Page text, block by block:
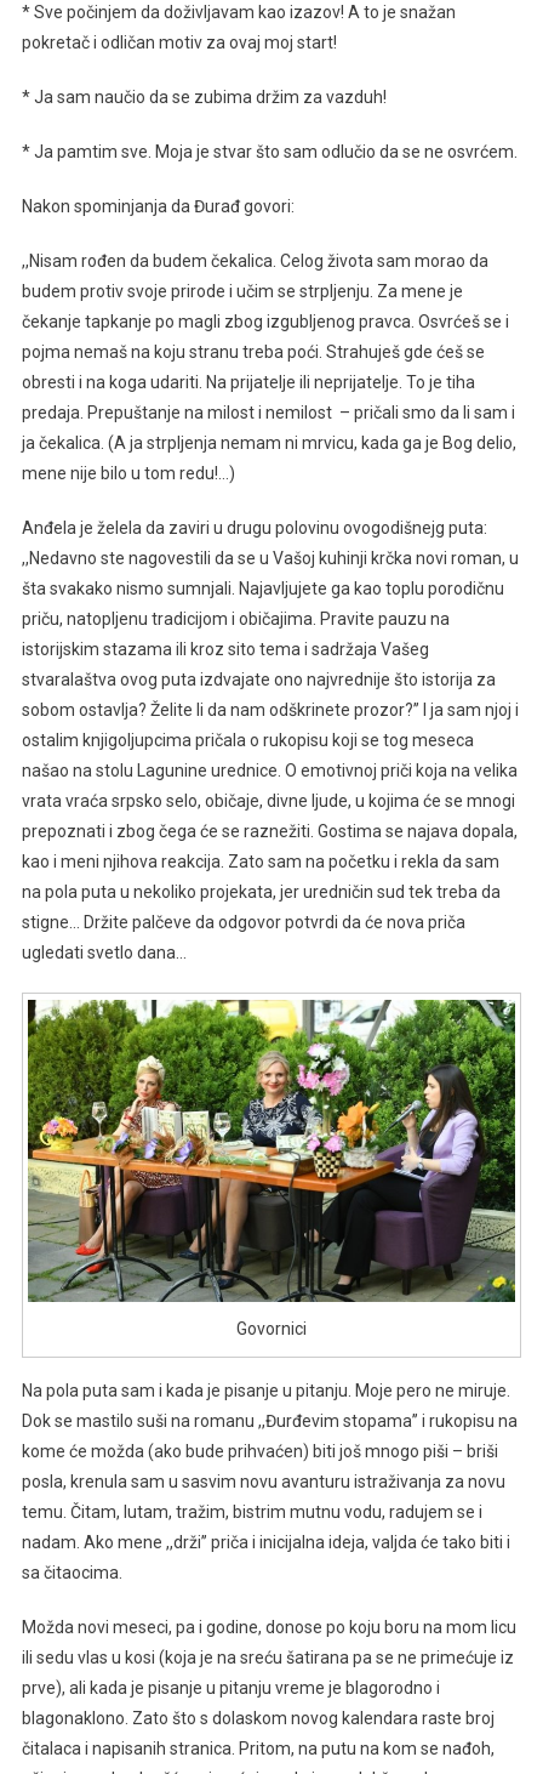
* Sve počinjem da doživljavam kao izazov! A to je snažan
pokretač i odličan motiv za ovaj moj start!
* Ja sam naučio da se zubima držim za vazduh!
* Ja pamtim sve. Moja je stvar što sam odlučio da se ne osvrćem.
Nakon spominjanja da Đurađ govori:
,,Nisam rođen da budem čekalica. Celog života sam morao da
budem protiv svoje prirode i učim se strpljenju. Za mene je
čekanje tapkanje po magli zbog izgubljenog pravca. Osvrćeš se i
pojma nemaš na koju stranu treba poći. Strahuješ gde ćeš se
obresti i na koga udariti. Na prijatelje ili neprijatelje. To je tiha
predaja. Prepuštanje na milost i nemilost – pričali smo da li sam i
ja čekalica. (A ja strpljenja nemam ni mrvicu, kada ga je Bog delio,
mene nije bilo u tom redu!…)
Anđela je želela da zaviri u drugu polovinu ovogodišnejg puta:
,,Nedavno ste nagovestili da se u Vašoj kuhinji krčka novi roman, u
šta svakako nismo sumnjali. Najavljujete ga kao toplu porodičnu
priču, natopljenu tradicijom i običajima. Pravite pauzu na
istorijskim stazama ili kroz sito tema i sadržaja Vašeg
stvaralaštva ovog puta izdvajate ono najvrednije što istorija za
sobom ostavlja? Želite li da nam odškrinete prozor?’’ I ja sam njoj i
ostalim knjigoljupcima pričala o rukopisu koji se tog meseca
našao na stolu Lagunine urednice. O emotivnoj priči koja na velika
vrata vraća srpsko selo, običaje, divne ljude, u kojima će se mnogi
prepoznati i zbog čega će se raznežiti. Gostima se najava dopala,
kao i meni njihova reakcija. Zato sam na početku i rekla da sam
na pola puta u nekoliko projekata, jer uredničin sud tek treba da
stigne… Držite palčeve da odgovor potvrdi da će nova priča
ugledati svetlo dana…
Govornici
Na pola puta sam i kada je pisanje u pitanju. Moje pero ne miruje.
Dok se mastilo suši na romanu ,,Đurđevim stopama’’ i rukopisu na
kome će možda (ako bude prihvaćen) biti još mnogo piši – briši
posla, krenula sam u sasvim novu avanturu istraživanja za novu
temu. Čitam, lutam, tražim, bistrim mutnu vodu, radujem se i
nadam. Ako mene ,,drži’’ priča i inicijalna ideja, valjda će tako biti i
sa čitaocima.
Možda novi meseci, pa i godine, donose po koju boru na mom licu
ili sedu vlas u kosi (koja je na sreću šatirana pa se ne primećuje iz
prve), ali kada je pisanje u pitanju vreme je blagorodno i
blagonaklono. Zato što s dolaskom novog kalendara raste broj
čitalaca i napisanih stranica. Pritom, na putu na kom se nađoh,